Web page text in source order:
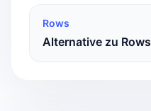
Rows
Alternative zu Rows